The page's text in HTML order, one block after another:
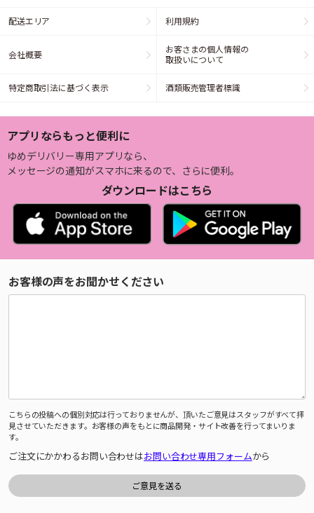
配送エリア 利用規約
会社概要
お客さまの個人情報の
取扱いについて
特定商取引法に基づく表示 酒類販売管理者標識
アプリならもっと便利に
ゆめデリバリー専用アプリなら、
メッセージの通知がスマホに来るので、さらに便利。
ダウンロードはこちら
お客様の声をお聞かせください
こちらの投稿への個別対応は行っておりませんが、頂いたご意見はスタッフがすべて拝
見させていただきます。お客様の声をもとに商品開発・サイト改善を行ってまいりま
す。
ご注文にかかわるお問い合わせはお問い合わせ専用フォームから